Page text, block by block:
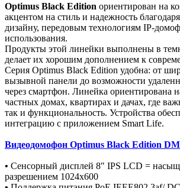
Optimus Black Edition ориентирован на
акцентом на стиль и надежность
дизайну, передовым технологиям IP-
использования.
Продукты этой линейки выполнены в
делает их хорошим дополнением к
Серия Optimus Black Edition удобна: от
вызывной панели до возможности
через смартфон. Линейка ориентирована
частных домах, квартирах и дачах, где
так и функциональность. Устройства
интеграцию с приложением Smart Life.
Видеодомофон Optimus Black Edition
• Сенсорный дисплей 8" IPS LCD =
разрешением 1024х600